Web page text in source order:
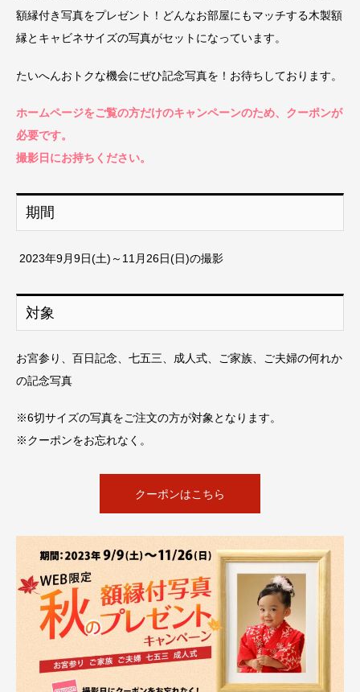
額縁付き写真をプレゼント！どんなお部屋にもマッチする木製額
縁とキャビネサイズの写真がセットになっています。
たいへんおトクな機会にぜひ記念写真を！お待ちしております。
ホームページをご覧の方だけのキャンペーンのため、クーポンが
必要です。
撮影日にお持ちください。
期間
2023年9月9日(土)～11月26日(日)の撮影
対象
お宮参り、百日記念、七五三、成人式、ご家族、ご夫婦の何れか
の記念写真
※6切サイズの写真をご注文の方が対象となります。
※クーポンをお忘れなく。
クーポンはこちら